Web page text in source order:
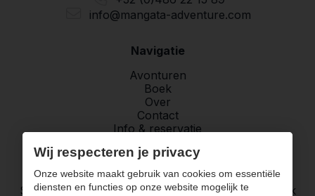
info@mangata-adventure.com
Navigatie
Avonturen
Boek
Over
Contact
Info & reservatie
Stuur, mail, Whatsapp me. Ik neem zo snel mogelijk
Wij respecteren je privacy
Onze website maakt gebruik van cookies om essentiële
diensten en functies op onze website mogelijk te